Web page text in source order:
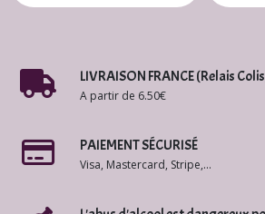
LIVRAISON FRANCE (Relais
A partir de 6.50€
PAIEMENT SÉCURISÉ
Visa, Mastercard, Stripe,...